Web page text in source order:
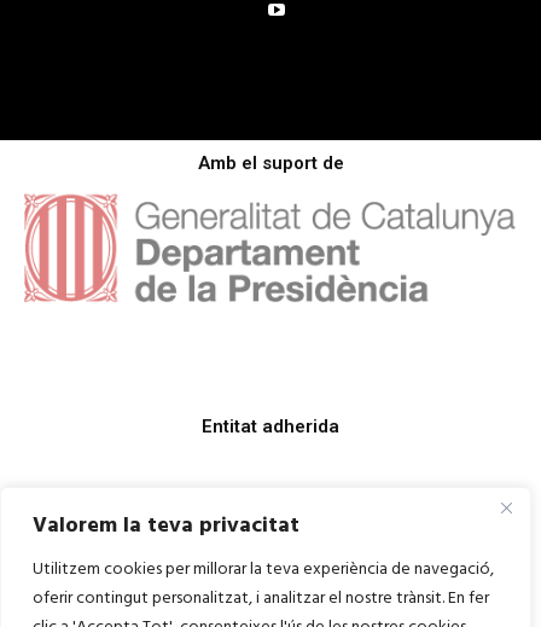
Valorem la teva privacitat
Utilitzem cookies per millorar la teva experiència de navegació,
oferir contingut personalitzat, i analitzar el nostre trànsit. En fer
Amb el suport de
Entitat adherida